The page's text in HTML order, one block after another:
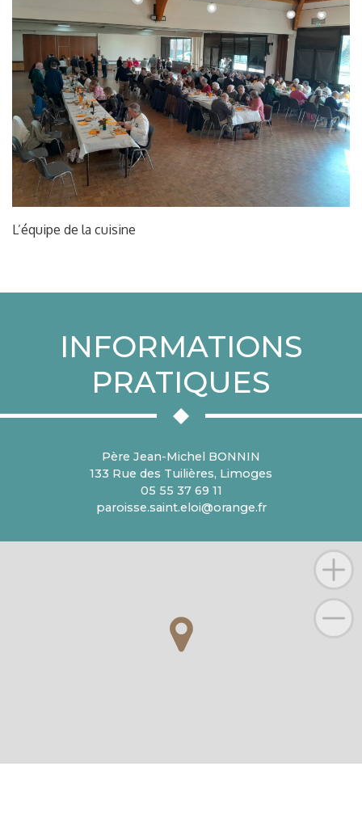
L’équipe de la cuisine
INFORMATIONS
PRATIQUES
Père Jean-Michel BONNIN
133 Rue des Tuilières, Limoges
05 55 37 69 11
paroisse.saint.eloi@orange.fr